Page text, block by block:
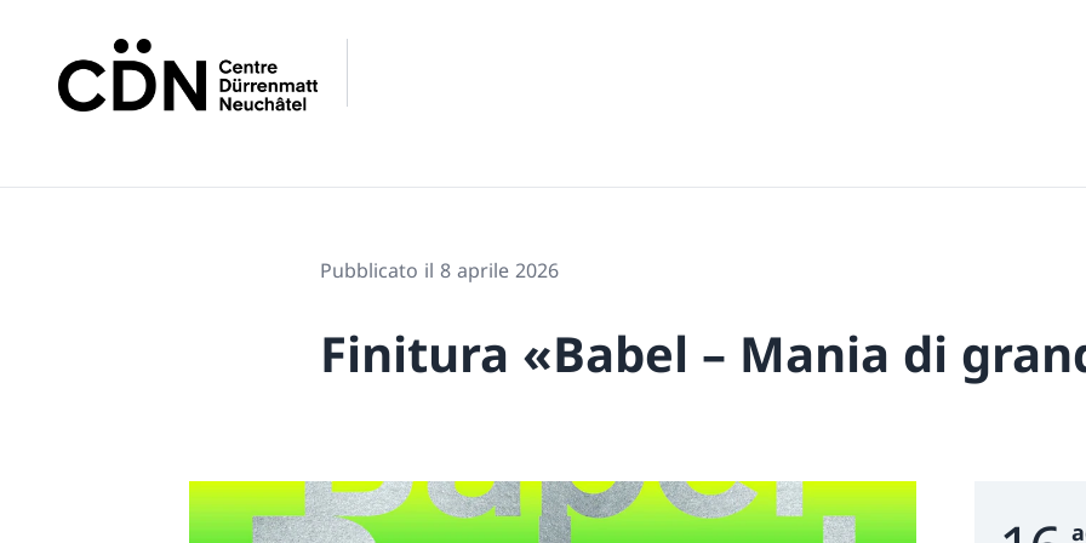
Pubblicato il 8 aprile 2026
Finitura «Babel – Mania di
Event